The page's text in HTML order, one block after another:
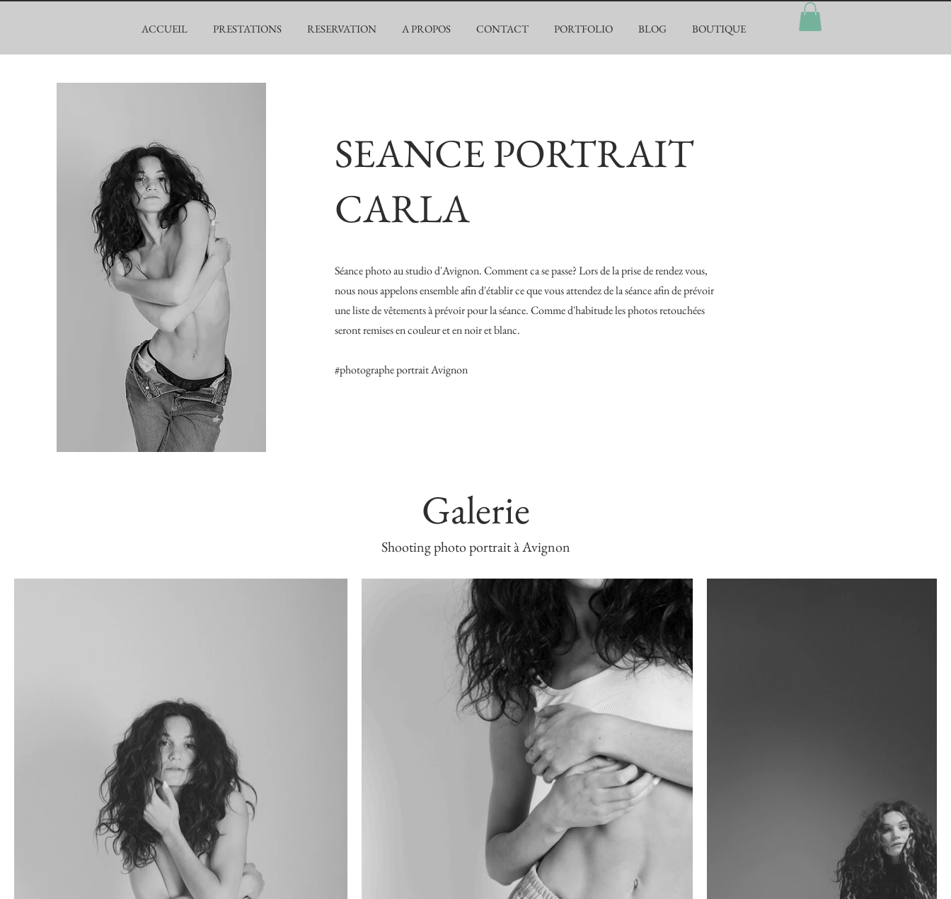
ACCUEIL PRESTATIONS RESERVATION A PROPOS CONTACT PORTFOLIO BLOG BOUTIQUE
SEANCE PORTRAIT
CARLA
Séance photo au studio d'Avignon. Comment ca se passe? Lors de la prise de rendez vous,
nous nous appelons ensemble afin d'établir ce que vous attendez de la séance afin de prévoir
une liste de vêtements à prévoir pour la séance. Comme d'habitude les photos retouchées
seront remises en couleur et en noir et blanc.
#photographe portrait Avignon
Galerie
Shooting photo portrait à Avignon